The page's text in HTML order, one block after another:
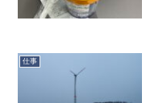
仕事